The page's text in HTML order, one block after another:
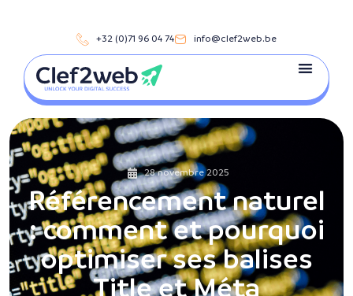
+32 (0)71 96 04 74 info@clef2web.be
28 novembre 2025
Référencement naturel
: comment et pourquoi
optimiser ses balises
Title et Méta